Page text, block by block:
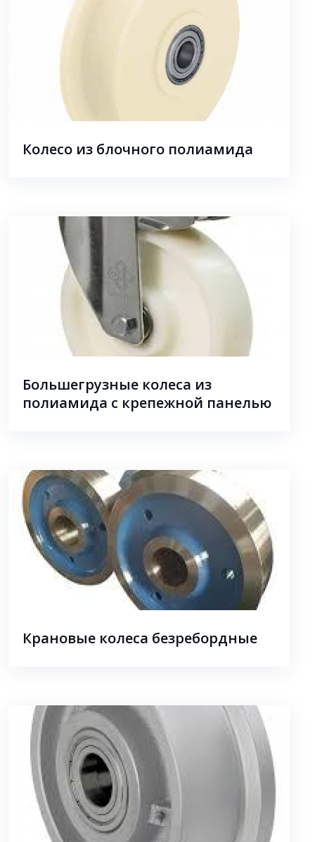
Колесо из блочного полиамида
Большегрузные колеса из
полиамида с крепежной панелью
Крановые колеса безребордные